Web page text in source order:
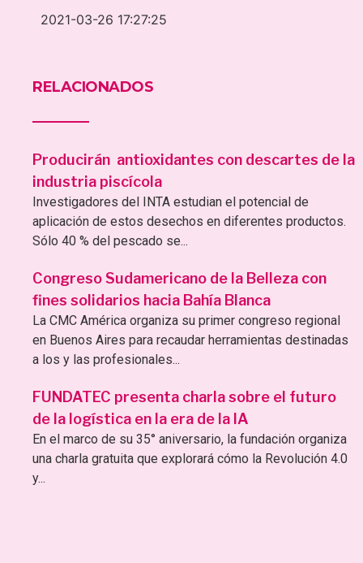
2021-03-26 17:27:25
RELACIONADOS
Producirán antioxidantes con descartes de la
industria piscícola
Investigadores del INTA estudian el potencial de
aplicación de estos desechos en diferentes productos.
Sólo 40 % del pescado se...
Congreso Sudamericano de la Belleza con
fines solidarios hacia Bahía Blanca
La CMC América organiza su primer congreso regional
en Buenos Aires para recaudar herramientas destinadas
a los y las profesionales...
FUNDATEC presenta charla sobre el futuro
de la logística en la era de la IA
En el marco de su 35° aniversario, la fundación organiza
una charla gratuita que explorará cómo la Revolución 4.0
y...